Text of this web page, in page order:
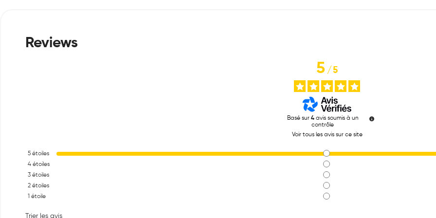
5/5
Basé sur 4 avis soumis à un
contrôle
Voir tous les avis sur ce site
5 étoiles
4 étoiles
3 étoiles
2 étoiles
1 étoile
Trier les avis